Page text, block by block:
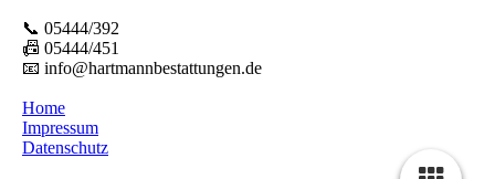
📞 05444/392
📠 05444/451
📧 info@hartmannbestattungen.de
Home
Impressum
Datenschutz